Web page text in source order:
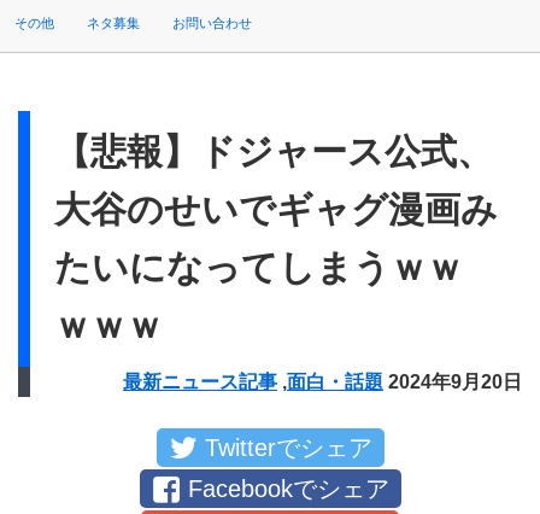
その他 ネタ募集 お問い合わせ
【悲報】ドジャース公式、
大谷のせいでギャグ漫画み
たいになってしまうｗｗ
ｗｗｗ
最新ニュース記事 ,面白・話題 2024年9月20日
Twitterでシェア
Facebookでシェア